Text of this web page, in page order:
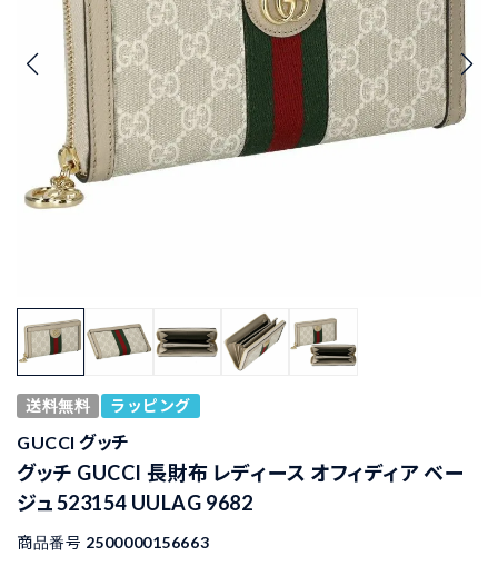
送料無料 ラッピング
GUCCI グッチ
グッチ GUCCI 長財布 レディース オフィディア ベー
ジュ 523154 UULAG 9682
商品番号 2500000156663